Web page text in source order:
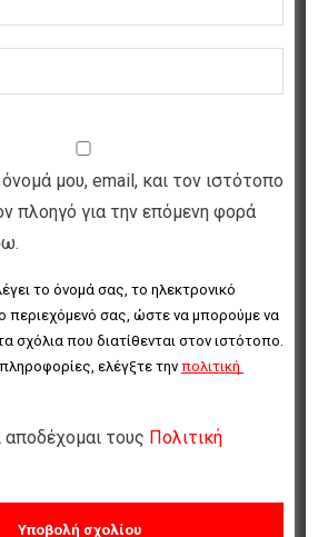
μου, email, και τον ιστότοπο
πλοηγό για την επόμενη φορά
το όνομά σας, το ηλεκτρονικό
περιεχόμενό σας, ώστε να μπορούμε να
σχόλια που διατίθενται στον ιστότοπο.
ελέγξτε την πολιτική
τους Πολιτική